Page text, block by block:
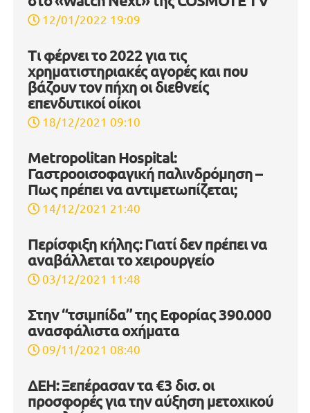
12/01/2022 19:09
Τι φέρνει το 2022 για τις
χρηματιστηριακές αγορές και που
βάζουν τον πήχη οι διεθνείς
επενδυτικοί οίκοι
18/12/2021 09:10
Metropolitan Hospital:
Γαστροοισοφαγική παλινδρόμηση –
Πως πρέπει να αντιμετωπίζεται;
14/12/2021 21:40
Περίσφιξη κήλης: Γιατί δεν πρέπει να
αναβάλλεται το χειρουργείο
03/12/2021 11:48
Στην “τσιμπίδα” της Εφορίας 390.000
ανασφάλιστα οχήματα
09/11/2021 08:40
ΔΕΗ: Ξεπέρασαν τα €3 δισ. οι
προσφορές για την αύξηση μετοχικού